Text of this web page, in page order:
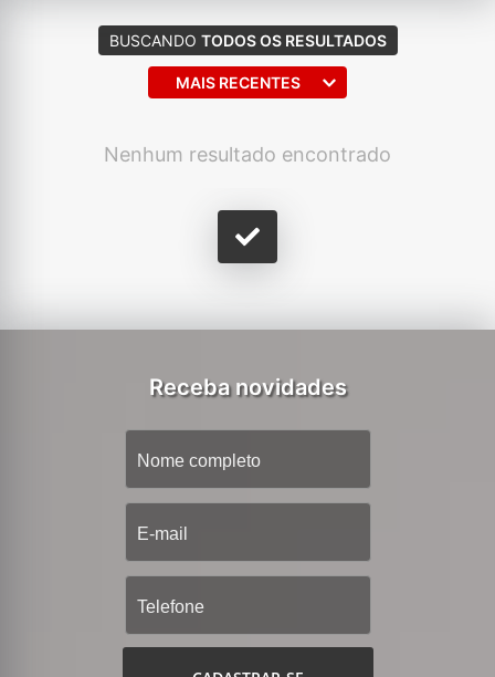
BUSCANDO TODOS OS RESULTADOS
MAIS RECENTES
Nenhum resultado encontrado
Receba novidades